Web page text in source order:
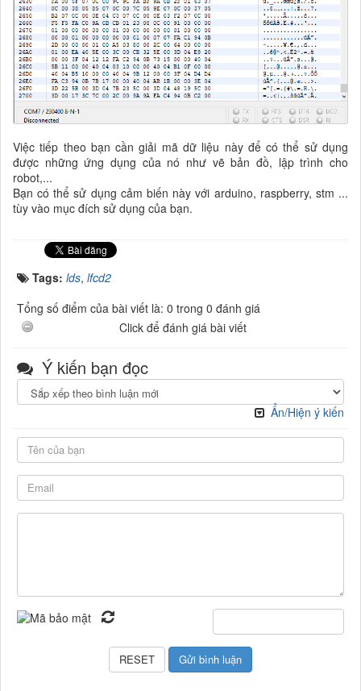
Việc tiếp theo bạn cần giải mã dữ liệu này để có thể sử dụng
được những ứng dụng của nó như vẽ bản đồ, lập trình cho
robot,...
Bạn có thể sử dụng cảm biến này với arduino, raspberry, stm ...
tùy vào mục đích sử dụng của bạn.
Tags: lds, lfcd2
Tổng số điểm của bài viết là: 0 trong 0 đánh giá
Click để đánh giá bài viết
Ý kiến bạn đọc
Ẩn/Hiện ý kiến